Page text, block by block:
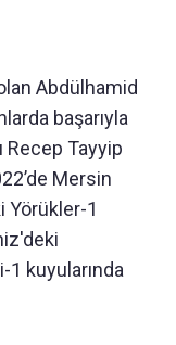
Abdülhamid
başarıyla
Recep Tayyip
Mersin
Yörükler-1
kuyularında